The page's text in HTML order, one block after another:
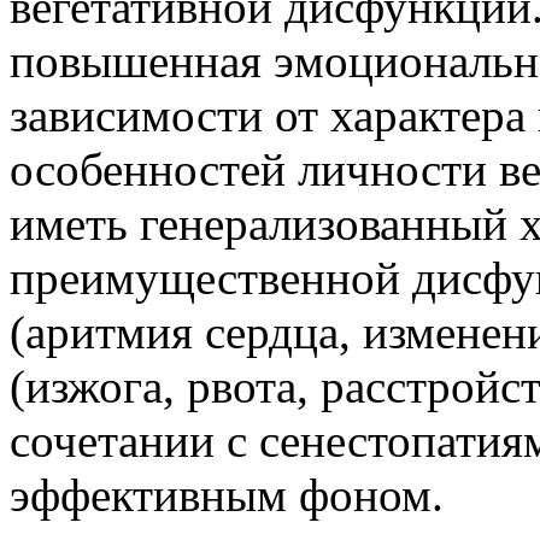
повышенная
зависимости от
особенностей личности
иметь генерализованный
преимущественной
(аритмия сердца,
(изжога, рвота,
сочетании с
эффективным фоном.